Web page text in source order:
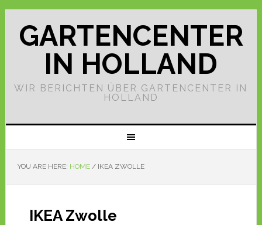
GARTENCENTER
IN HOLLAND
WIR BERICHTEN ÜBER GARTENCENTER IN
HOLLAND
YOU ARE HERE: HOME /IKEA ZWOLLE
IKEA Zwolle